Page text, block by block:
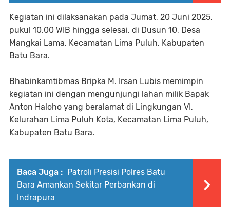
Kegiatan ini dilaksanakan pada Jumat, 20 Juni 2025,
pukul 10.00 WIB hingga selesai, di Dusun 10, Desa
Mangkai Lama, Kecamatan Lima Puluh, Kabupaten
Batu Bara.
Bhabinkamtibmas Bripka M. Irsan Lubis memimpin
kegiatan ini dengan mengunjungi lahan milik Bapak
Anton Haloho yang beralamat di Lingkungan VI,
Kelurahan Lima Puluh Kota, Kecamatan Lima Puluh,
Kabupaten Batu Bara.
Baca Juga : Patroli Presisi Polres Batu
Bara Amankan Sekitar Perbankan di
Indrapura